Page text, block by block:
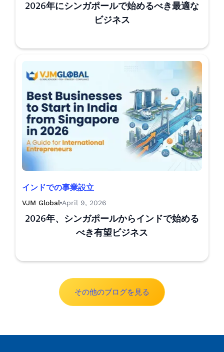
2026年にシンガポールで始めるべき最適な
ビジネス
インドでの事業設立
VJM Global April 9, 2026
2026年、シンガポールからインドで始める
べき有望ビジネス
その他のブログを見る